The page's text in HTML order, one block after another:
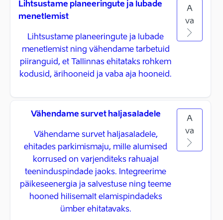
Lihtsustame planeeringute ja lubade
menetlemist
Lihtsustame planeeringute ja lubade
menetlemist ning vähendame tarbetuid
piiranguid, et Tallinnas ehitataks rohkem
kodusid, ärihooneid ja vaba aja hooneid.
A
va
Vähendame survet haljasaladele
Vähendame survet haljasaladele,
ehitades parkimismaju, mille alumised
korrused on varjenditeks rahuajal
teeninduspindade jaoks. Integreerime
päikeseenergia ja salvestuse ning teeme
hooned hilisemalt elamispindadeks
ümber ehitatavaks.
A
va